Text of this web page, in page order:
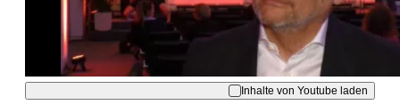
Akzeptieren
Inhalte von Youtube laden